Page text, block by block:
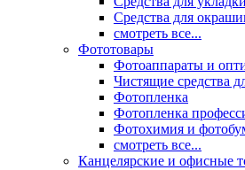
Средства для
смотреть все...
Фототовары
Фотоаппараты и
Чистящие средства
Фотопленка
Фотопленка
Фотохимия и
смотреть все...
Канцелярские и офисные